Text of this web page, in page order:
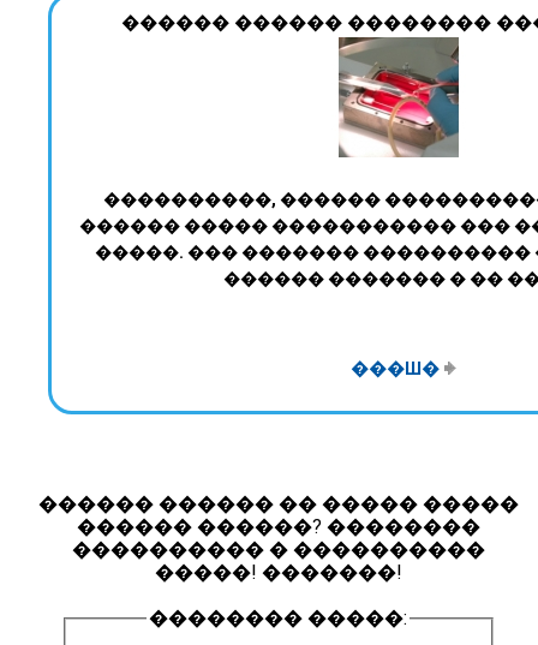
������ ������ ��������
����������, ������
������ ����� ����������� ���
�����. ��� �������
������ ������� � ��
���Ш�
������ ������ �� ����� �����
������ ������? ��������
���������� � ����������
�����! �������!
�������� �����: